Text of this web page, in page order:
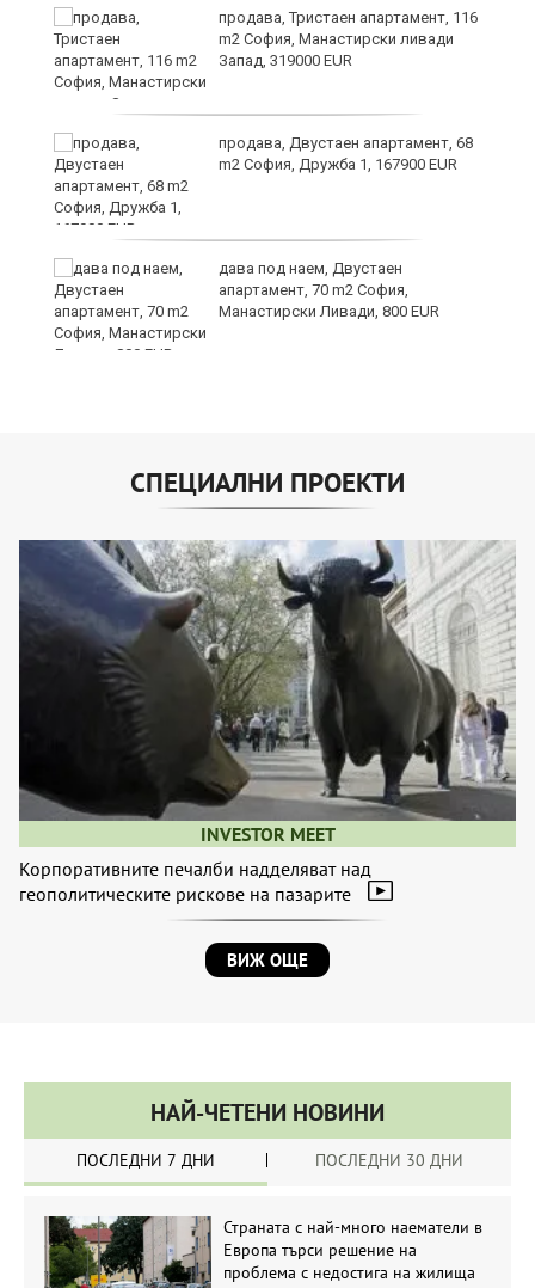
продава, Тристаен апартамент, 116
m2 София, Манастирски ливади
Запад, 319000 EUR
продава, Двустаен апартамент, 68
m2 София, Дружба 1, 167900 EUR
дава под наем, Двустаен
апартамент, 70 m2 София,
Манастирски Ливади, 800 EUR
СПЕЦИАЛНИ ПРОЕКТИ
INVESTOR MEET
Корпоративните печалби надделяват над
геополитическите рискове на пазарите
ВИЖ ОЩЕ
НАЙ-ЧЕТЕНИ НОВИНИ
ПОСЛЕДНИ 7 ДНИ ПОСЛЕДНИ 30 ДНИ
Страната с най-много наематели в
Европа търси решение на
проблема с недостига на жилища